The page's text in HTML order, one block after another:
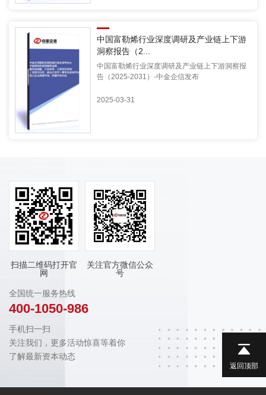
中国富勒烯行业深度调研及产业链上下游
洞察报告（2...
中国富勒烯行业深度调研及产业链上下游洞察报
告（2025-2031）-中金企信发布
2025-03-31
扫描二维码打开官
网
关注官方微信公众
号
全国统一服务热线
400-1050-986
手机扫一扫
关注我们，更多活动惊喜等着你
了解最新资本动态
返回顶部